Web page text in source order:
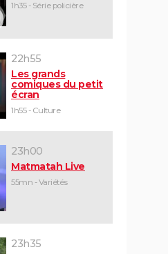
1h35 - Série policière
22h55
Les grands
comiques du petit
écran
1h55 - Culture
23h00
Matmatah Live
55mn - Variétés
23h35